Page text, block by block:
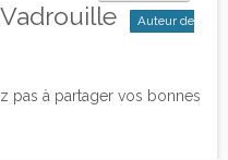
Auteur de
pas à partager vos bonnes